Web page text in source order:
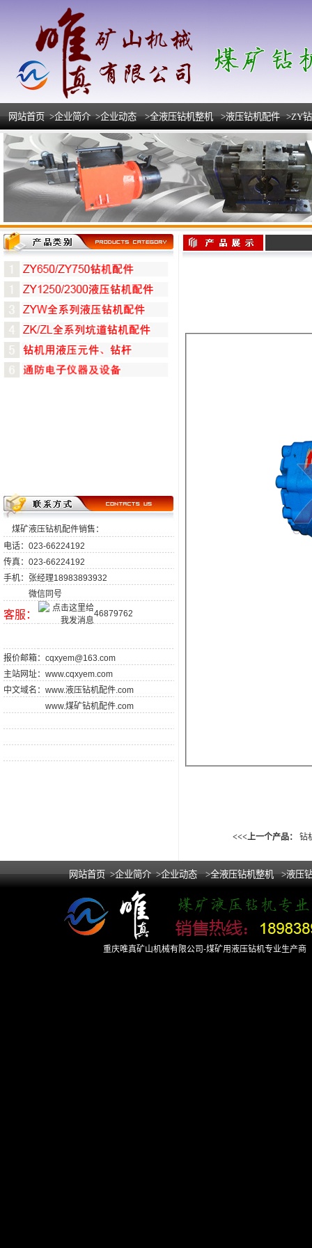
网站首页 >企业简介 >企业动态 >全液压钻机整机 >液压钻机配件 >ZY
煤矿液压钻机配件销售：
电话：023-66224192
传真：023-66224192
手机：张经理18983893932
微信同号
客服： 46879762
报价邮箱： cqxyem@163.com
主站网址： www.cqxyem.com
中文域名： www.液压钻机配件.com
www.煤矿钻机配件.com
<<<上一个产品： 钻
网站首页 >企业简介 >企业动态 >全液压钻机整机 >液压
重庆唯真矿山机械有限公司-煤矿用液压钻机专业生